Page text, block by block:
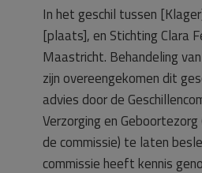
In het geschil tussen
[plaats], en Stichting Clara
Maastricht. Behandeling
zijn overeengekomen dit
advies door de
Verzorging en
de commissie) te laten
commissie heeft kennis